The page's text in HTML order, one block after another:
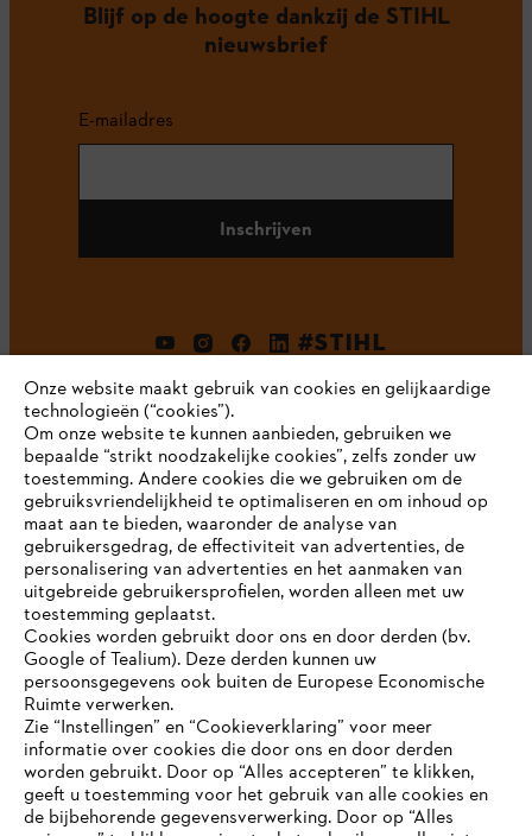
Blijf op de hoogte dankzij de STIHL
nieuwsbrief
E-mailadres
Inschrijven
#STIHL
Bedrijf
STIHL FAQ
Contact
JE BROWSER WORDT NIET
ONDERSTEUND
Onze website maakt gebruik van cookies en gelijkaardige
technologieën (“cookies”).
Om onze website te kunnen aanbieden, gebruiken we
bepaalde “strikt noodzakelijke cookies”, zelfs zonder uw
toestemming. Andere cookies die we gebruiken om de
gebruiksvriendelijkheid te optimaliseren en om inhoud op
maat aan te bieden, waaronder de analyse van
gebruikersgedrag, de effectiviteit van advertenties, de
personalisering van advertenties en het aanmaken van
uitgebreide gebruikersprofielen, worden alleen met uw
toestemming geplaatst.
Cookies worden gebruikt door ons en door derden (bv.
Google of Tealium). Deze derden kunnen uw
persoonsgegevens ook buiten de Europese Economische
Ruimte verwerken.
Zie “Instellingen” en “Cookieverklaring” voor meer
informatie over cookies die door ons en door derden
worden gebruikt. Door op “Alles accepteren” te klikken,
geeft u toestemming voor het gebruik van alle cookies en
de bijbehorende gegevensverwerking. Door op “Alles